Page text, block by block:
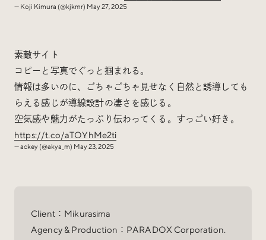
— Koji Kimura (@kjkmr) May 27, 2025
素敵サイト
コピーと写真でぐっと掴まれる。
情報は多いのに、ごちゃごちゃ見せなく自然と誘導しても
らえる感じが導線設計の凄さを感じる。
空気感や魅力がたっぷり伝わってくる。すっごい好き。
https://t.co/aTOYhMe2ti
— ackey (@akya_m) May 23, 2025
Client：Mikurasima
Agency & Production：PARADOX Corporation.